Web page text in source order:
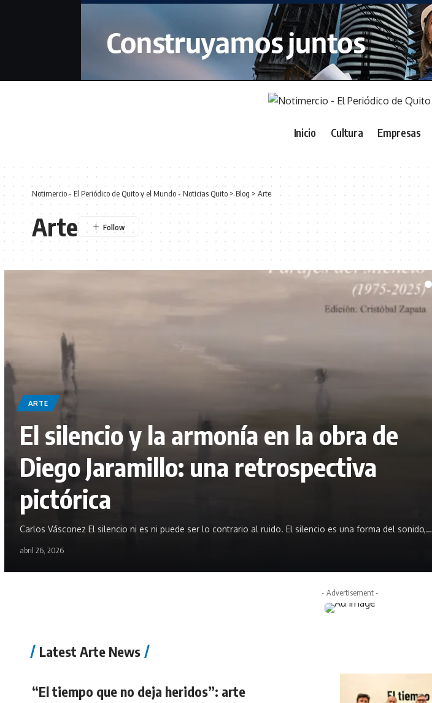
Inicio Cultura Empresas
Notimercio - El Periódico de Quito y el Mundo - Noticias Quito >Blog > Arte
Arte
ARTE
El silencio y la armonía en la obra de
Diego Jaramillo: una retrospectiva
pictórica
Carlos Vásconez El silencio ni es ni puede ser lo contrario al ruido. El silencio es una forma del sonido,…
abril 26, 2026
- Advertisement -
Latest Arte News
“El tiempo que no deja heridos”: arte